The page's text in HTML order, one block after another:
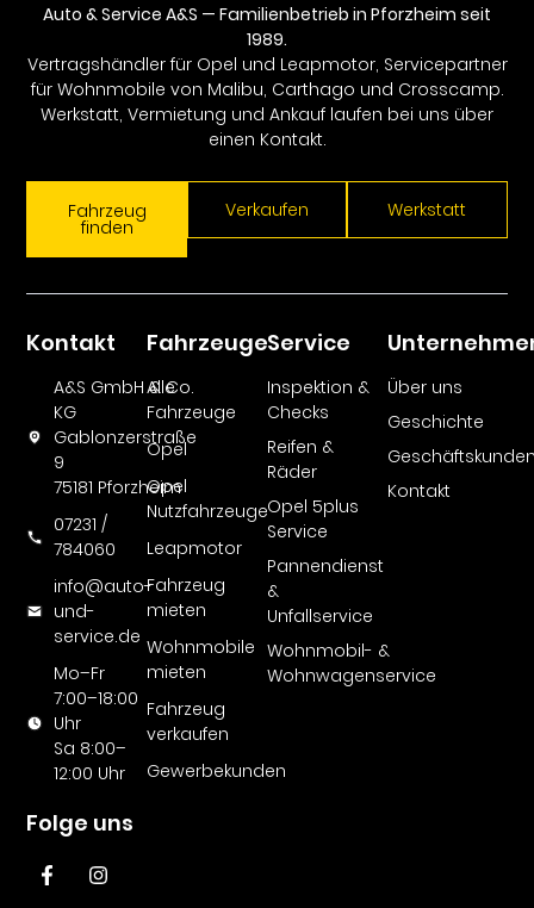
Auto & Service A&S — Familienbetrieb in Pforzheim seit
1989.
Vertragshändler für Opel und Leapmotor, Servicepartner
für Wohnmobile von Malibu, Carthago und Crosscamp.
Werkstatt, Vermietung und Ankauf laufen bei uns über
einen Kontakt.
Fahrzeug
finden
Verkaufen Werkstatt
Kontakt
A&S GmbH & Co.
KG
Gablonzerstraße
9
75181 Pforzheim
07231 /
784060
info@auto-
und-
service.de
Mo–Fr
7:00–18:00
Uhr
Sa 8:00–
12:00 Uhr
Folge uns
Fahrzeuge
Alle
Fahrzeuge
Opel
Opel
Nutzfahrzeuge
Leapmotor
Fahrzeug
mieten
Wohnmobile
mieten
Fahrzeug
verkaufen
Gewerbekunden
Service
Inspektion &
Checks
Reifen &
Räder
Opel 5plus
Service
Pannendienst
&
Unfallservice
Wohnmobil- &
Wohnwagenservice
Über uns
Geschichte
Kontakt